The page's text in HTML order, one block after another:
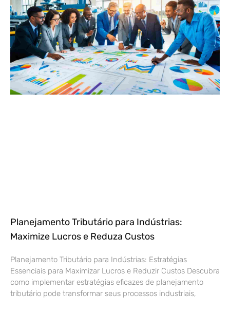
Planejamento Tributário para Indústrias:
Maximize Lucros e Reduza Custos
Planejamento Tributário para Indústrias: Estratégias
Essenciais para Maximizar Lucros e Reduzir Custos Descubra
como implementar estratégias eficazes de planejamento
tributário pode transformar seus processos industriais,